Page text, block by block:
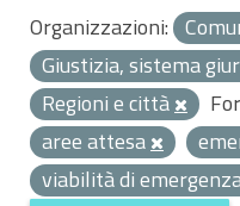
Organizzazioni:
Giustizia, sistema
Regioni e città
aree attesa
viabilità di